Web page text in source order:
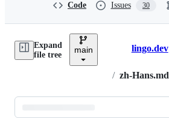
e
Code Issues 30
Expand
file tree
main lingo.dev
/ zh-Hans.md